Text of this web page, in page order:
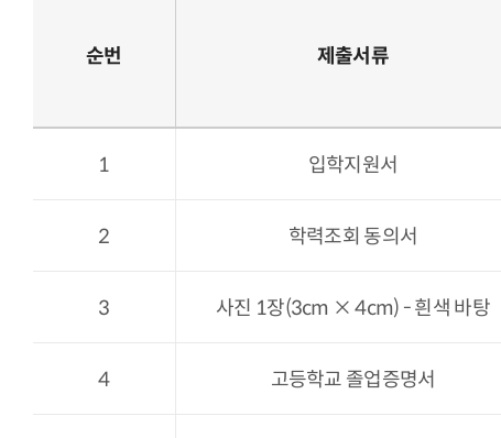
순번 제출서류
1 입학지원서
2 학력조회 동의서
3 사진 1장(3cm × 4cm) - 흰색 바탕
4 고등학교 졸업증명서